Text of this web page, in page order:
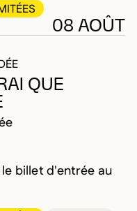
08 AOÛT
QUE
billet d'entrée au